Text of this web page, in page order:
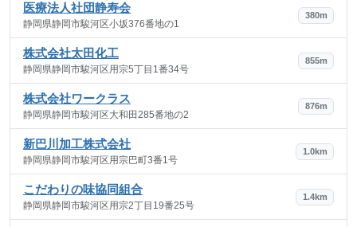
医療法人社団静寿会
静岡県静岡市駿河区小坂376番地の1
380m
株式会社太田化工
静岡県静岡市駿河区用宗5丁目1番34号
855m
株式会社ワークラス
静岡県静岡市駿河区大和田285番地の2
876m
新巴川加工株式会社
静岡県静岡市駿河区用宗巴町3番1号
1.0km
こだわりの味協同組合
静岡県静岡市駿河区用宗2丁目19番25号
1.4km